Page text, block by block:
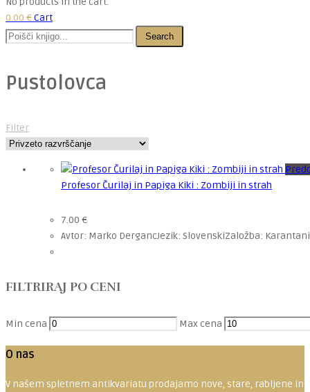
0.00 €Cart
Search
Pustolovca
Filter
Profesor Čurilaj in Papiga Kiki : Zombiji in strah
7.00 €
Avtor: Marko DergancJezik: SlovenskiZaložba:
FILTRIRAJ PO CENI
Min cena Max cena
O nas
V našem spletnem antikvariatu prodajamo nove, stare, rabljene in